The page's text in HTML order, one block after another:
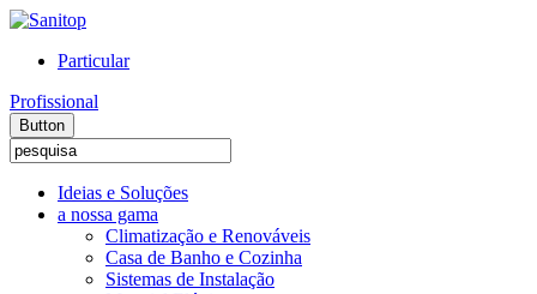
Particular
Profissional
Button
Ideias e Soluções
a nossa gama
Climatização e Renováveis
Casa de Banho e Cozinha
Sistemas de Instalação